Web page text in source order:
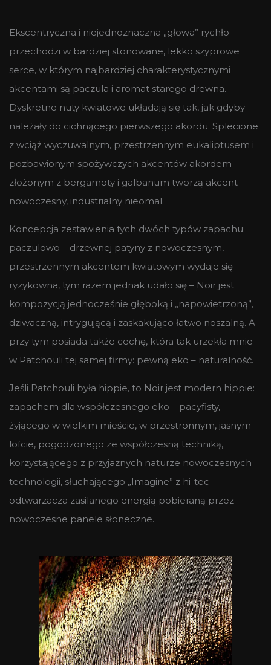
Ekscentryczna i niejednoznaczna „głowa” rychło
przechodzi w bardziej stonowane, lekko szyprowe
serce, w którym najbardziej charakterystycznymi
akcentami są paczula i aromat starego drewna.
Dyskretne nuty kwiatowe układają się tak, jak gdyby
należały do cichnącego pierwszego akordu. Splecione
z wciąż wyczuwalnym, przestrzennym eukaliptusem i
pozbawionym spożywczych akcentów akordem
złożonym z bergamoty i galbanum tworzą akcent
nowoczesny, industrialny nieomal.
Koncepcja zestawienia tych dwóch typów zapachu:
paczulowo – drzewnej patyny z nowoczesnym,
przestrzennym akcentem kwiatowym wydaje się
ryzykowna, tym razem jednak udało się – Noir jest
kompozycją jednocześnie głęboką i „napowietrzoną”,
dziwaczną, intrygującą i zaskakująco łatwo noszalną. A
przy tym posiada także cechę, która tak urzekła mnie
w Patchouli tej samej firmy: pewną eko – naturalność.
Jeśli Patchouli była hippie, to Noir jest modern hippie:
zapachem dla współczesnego eko – pacyfisty,
żyjącego w wielkim mieście, w przestronnym, jasnym
lofcie, pogodzonego ze współczesną techniką,
korzystającego z przyjaznych naturze nowoczesnych
technologii, słuchającego „Imagine” z hi-tec
odtwarzacza zasilanego energią pobieraną przez
nowoczesne panele słoneczne.